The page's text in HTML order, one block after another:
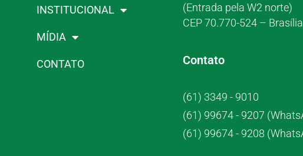
INSTITUCIONAL
MÍDIA
CONTATO
(Entrada pela W2 norte)
CEP 70.770-524 –
Contato
(61) 3349 - 9010
(61) 99674 - 9207
(61) 99674 - 9208